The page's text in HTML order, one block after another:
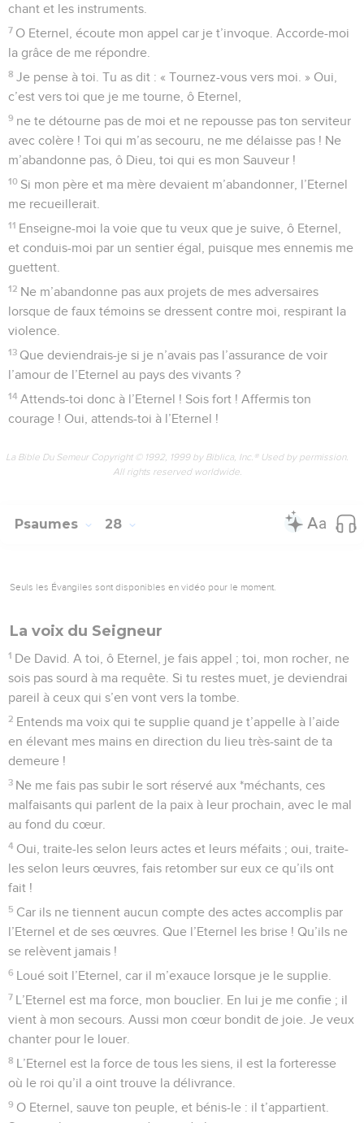
chant et les instruments.
7 O Eternel, écoute mon appel car je t’invoque. Accorde-moi
la grâce de me répondre.
8 Je pense à toi. Tu as dit : « Tournez-vous vers moi. » Oui,
c’est vers toi que je me tourne, ô Eternel,
9 ne te détourne pas de moi et ne repousse pas ton serviteur
avec colère ! Toi qui m’as secouru, ne me délaisse pas ! Ne
m’abandonne pas, ô Dieu, toi qui es mon Sauveur !
10 Si mon père et ma mère devaient m’abandonner, l’Eternel
me recueillerait.
11 Enseigne-moi la voie que tu veux que je suive, ô Eternel,
et conduis-moi par un sentier égal, puisque mes ennemis me
guettent.
12 Ne m’abandonne pas aux projets de mes adversaires
lorsque de faux témoins se dressent contre moi, respirant la
violence.
13 Que deviendrais-je si je n’avais pas l’assurance de voir
l’amour de l’Eternel au pays des vivants ?
14 Attends-toi donc à l’Eternel ! Sois fort ! Affermis ton
courage ! Oui, attends-toi à l’Eternel !
La Bible Du Semeur Copyright © 1992, 1999 by Biblica, Inc.® Used by permission.
All rights reserved worldwide.
Psaumes 28
Seuls les Évangiles sont disponibles en vidéo pour le moment.
La voix du Seigneur
1 De David. A toi, ô Eternel, je fais appel ; toi, mon rocher, ne
sois pas sourd à ma requête. Si tu restes muet, je deviendrai
pareil à ceux qui s’en vont vers la tombe.
2 Entends ma voix qui te supplie quand je t’appelle à l’aide
en élevant mes mains en direction du lieu très-saint de ta
demeure !
3 Ne me fais pas subir le sort réservé aux *méchants, ces
malfaisants qui parlent de la paix à leur prochain, avec le mal
au fond du cœur.
4 Oui, traite-les selon leurs actes et leurs méfaits ; oui, traite-
les selon leurs œuvres, fais retomber sur eux ce qu’ils ont
fait !
5 Car ils ne tiennent aucun compte des actes accomplis par
l’Eternel et de ses œuvres. Que l’Eternel les brise ! Qu’ils ne
se relèvent jamais !
6 Loué soit l’Eternel, car il m’exauce lorsque je le supplie.
7 L’Eternel est ma force, mon bouclier. En lui je me confie ; il
vient à mon secours. Aussi mon cœur bondit de joie. Je veux
chanter pour le louer.
8 L’Eternel est la force de tous les siens, il est la forteresse
où le roi qu’il a oint trouve la délivrance.
9 O Eternel, sauve ton peuple, et bénis-le : il t’appartient.